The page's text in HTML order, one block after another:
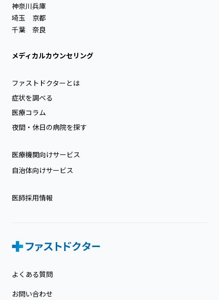
神奈川
埼玉
千葉
兵庫
京都
奈良
メディカルカウンセリング
ファストドクターとは
症状を調べる
医療コラム
夜間・休日の病院を探す
医療機関向けサービス
自治体向けサービス
医師採用情報
よくある質問
お問い合わせ